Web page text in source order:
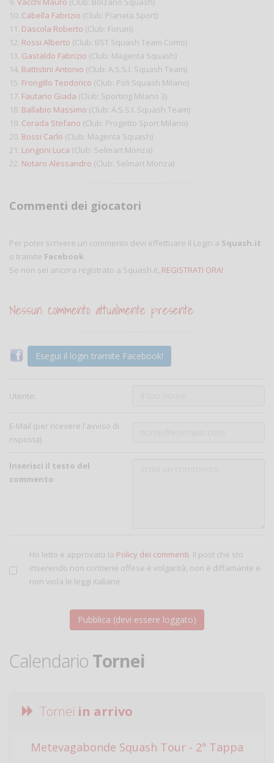
10. Cabella Fabrizio (Club: Pianeta Sport)
11. Dascola Roberto (Club: Forum)
12. Rossi Alberto (Club: BST Squash Team Como)
13. Gastaldo Fabrizio (Club: Magenta Squash)
14. Battistini Antonio (Club: A.S.S.I. Squash Team)
15. Frongillo Teodorico (Club: Poli Squash Milano)
17. Fautario Giada (Club: Sporting Milano 3)
18. Ballabio Massimo (Club: A.S.S.I. Squash Team)
19. Corada Stefano (Club: Progetto Sport Milano)
20. Bossi Carlo (Club: Magenta Squash)
21. Longoni Luca (Club: Selmart Monza)
22. Notaro Alessandro (Club: Selmart Monza)
Commenti dei giocatori
Per poter scrivere un commento devi effettuare il Login a Squash.it
o tramite Facebook
Se non sei ancora registrato a Squash.it, REGISTRATI ORA!
Nessun commento attualmente presente
Esegui il login tramite Facebook!
Utente:
E-Mail (per ricevere l'avviso di
risposta)
Inserisci il testo del
commento
Ho letto e approvato la Policy dei commenti . Il post che sto
inserendo non contiene offese e volgarità, non è diffamante e
non viola le leggi italiane.
Calendario Tornei
Tornei in arrivo
Metevagabonde Squash Tour - 2ª Tappa